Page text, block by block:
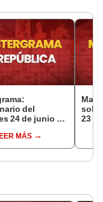
del
24 de junio de
MÁS
23